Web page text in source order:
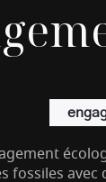
fossiles